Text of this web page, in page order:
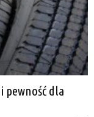
pewność dla